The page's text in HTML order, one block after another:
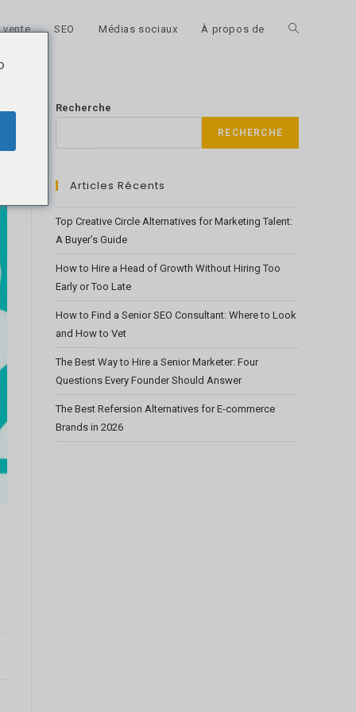
vente SEO Médias sociaux À propos de Toggle
search
Recherche
RECHERCHE
Articles Récents
Top Creative Circle Alternatives for Marketing Talent:
A Buyer’s Guide
How to Hire a Head of Growth Without Hiring Too
Early or Too Late
How to Find a Senior SEO Consultant: Where to Look
and How to Vet
The Best Way to Hire a Senior Marketer: Four
Questions Every Founder Should Answer
The Best Refersion Alternatives for E-commerce
Brands in 2026